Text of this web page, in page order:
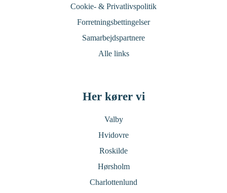
Cookie- & Privatlivspolitik
Forretningsbettingelser
Samarbejdspartnere
Alle links
Her kører vi
Valby
Hvidovre
Roskilde
Hørsholm
Charlottenlund